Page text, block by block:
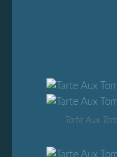
Tarte Aux